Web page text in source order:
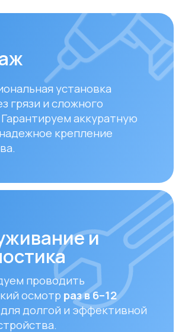
замена фильтров –
воздуха. Подбираем и
оригинальные или
фильтры.
фильтров
именно
тест и
расчет